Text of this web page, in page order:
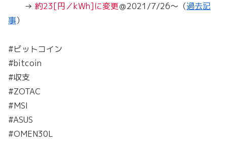
→ 約23[円／kWh]に変更＠2021/7/26～（過去記
事）
#ビットコイン
#bitcoin
#収支
#ZOTAC
#MSI
#ASUS
#OMEN30L